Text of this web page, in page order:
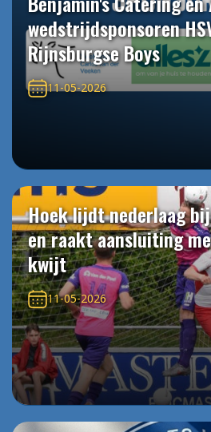
wedstrijdsponsoren
Rijnsburgse Boys
11-05-2026
Hoek lijdt nederlaag
en raakt aansluiting
kwijt
11-05-2026